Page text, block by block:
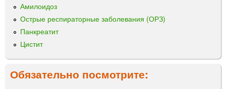
Амилоидоз
Острые респираторные заболевания (ОРЗ)
Панкреатит
Цистит
Обязательно посмотрите: